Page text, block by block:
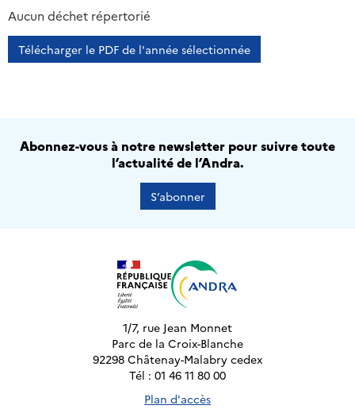
2013 2014
Aucun déchet répertorié
Télécharger le PDF de l'année sélectionnée
Abonnez-vous à notre newsletter pour suivre toute
l’actualité de l’Andra.
S’abonner
1/7, rue Jean Monnet
Parc de la Croix-Blanche
92298 Châtenay-Malabry cedex
Tél : 01 46 11 80 00
Plan d'accès